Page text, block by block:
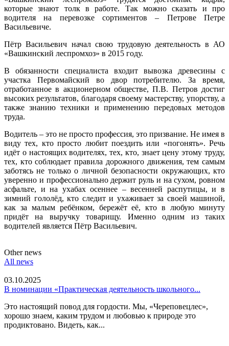
которые знают толк в работе. Так можно сказать и про
водителя на перевозке сортиментов – Петрове Петре
Васильевиче.
Пётр Васильевич начал свою трудовую деятельность в АО
«Вашкинский леспромхоз» в 2015 году.
В обязанности специалиста входит вывозка древесины с
участка Первомайский во двор потребителю. За время,
отработанное в акционерном обществе, П.В. Петров достиг
высоких результатов, благодаря своему мастерству, упорству, а
также знанию техники и применению передовых методов
труда.
Водитель – это не просто профессия, это призвание. Не имея в
виду тех, кто просто любит поездить или «погонять». Речь
идёт о настоящих водителях, тех, кто, знает цену этому труду,
тех, кто соблюдает правила дорожного движения, тем самым
заботясь не только о личной безопасности окружающих, кто
уверенно и профессионально держит руль и на сухом, ровном
асфальте, и на ухабах осеннее – весенней распутицы, и в
зимний гололёд, кто следит и ухаживает за своей машиной,
как за малым ребёнком, бережёт её, кто в любую минуту
придёт на выручку товарищу. Именно одним из таких
водителей является Пётр Васильевич.
Other news
All news
03.10.2025
В номинации «Практическая деятельность школьного...
Это настоящий повод для гордости. Мы, «Череповецлес»,
хорошо знаем, каким трудом и любовью к природе это
продиктовано. Видеть, как...